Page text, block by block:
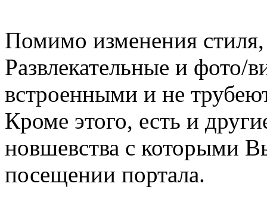
Помимо изменения
Развлекательные и фото/
встроенными и не
Кроме этого, есть и
новшевства с которыми
посещении портала.